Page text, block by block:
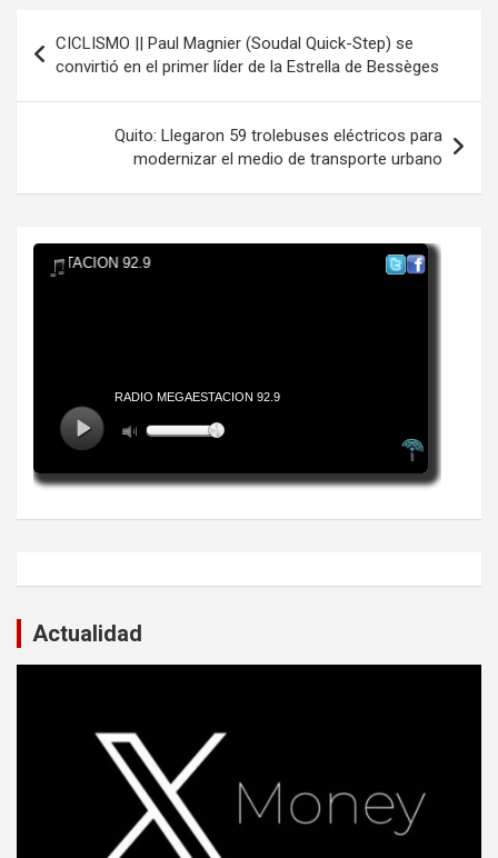
de
entradas
CICLISMO || Paul Magnier (Soudal Quick-Step) se
convirtió en el primer líder de la Estrella de Bessèges
Quito: Llegaron 59 trolebuses eléctricos para
modernizar el medio de transporte urbano
Actualidad